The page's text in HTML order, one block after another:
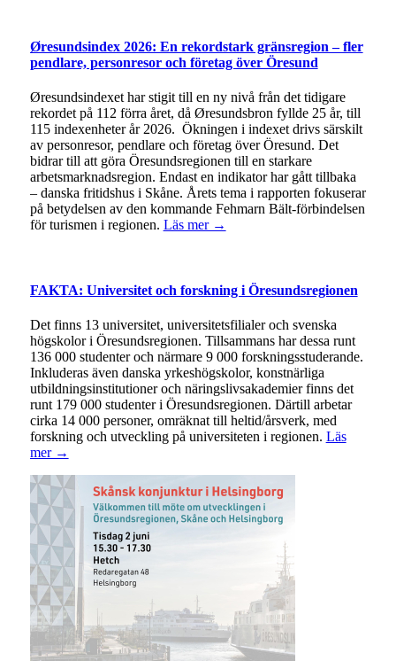
Øresundsindex 2026: En rekordstark gränsregion – fler
pendlare, personresor och företag över Öresund
Øresundsindexet har stigit till en ny nivå från det tidigare
rekordet på 112 förra året, då Øresundsbron fyllde 25 år, till
115 indexenheter år 2026. Ökningen i indexet drivs särskilt
av personresor, pendlare och företag över Öresund. Det
bidrar till att göra Öresundsregionen till en starkare
arbetsmarknadsregion. Endast en indikator har gått tillbaka
– danska fritidshus i Skåne. Årets tema i rapporten fokuserar
på betydelsen av den kommande Fehmarn Bält-förbindelsen
för turismen i regionen. Läs mer →
FAKTA: Universitet och forskning i Öresundsregionen
Det finns 13 universitet, universitetsfilialer och svenska
högskolor i Öresundsregionen. Tillsammans har dessa runt
136 000 studenter och närmare 9 000 forskningsstuderande.
Inkluderas även danska yrkeshögskolor, konstnärliga
utbildningsinstitutioner och näringslivsakademier finns det
runt 179 000 studenter i Öresundsregionen. Därtill arbetar
cirka 14 000 personer, omräknat till heltid/årsverk, med
forskning och utveckling på universiteten i regionen. Läs
mer →